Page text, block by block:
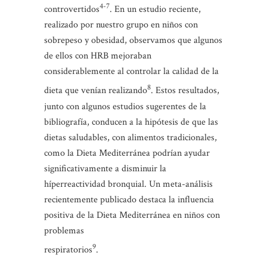
controvertidos4-7. En un estudio reciente,
realizado por nuestro grupo en niños con
sobrepeso y obesidad, observamos que algunos
de ellos con HRB mejoraban
considerablemente al controlar la calidad de la
dieta que venían realizando8. Estos resultados,
junto con algunos estudios sugerentes de la
bibliografía, conducen a la hipótesis de que las
dietas saludables, con alimentos tradicionales,
como la Dieta Mediterránea podrían ayudar
significativamente a disminuir la
híperreactividad bronquial. Un meta-análisis
recientemente publicado destaca la influencia
positiva de la Dieta Mediterránea en niños con
problemas
respiratorios9.